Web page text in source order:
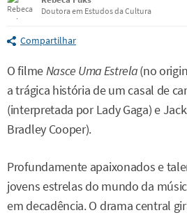
Doutora em Estudos da Cultura
Compartilhar
O filmeNasce Uma Estrela(no
a trágica história de um casal de
(interpretada por Lady Gaga) e
Bradley Cooper).
Profundamente apaixonados e
jovens estrelas do mundo da
em decadência. O drama central